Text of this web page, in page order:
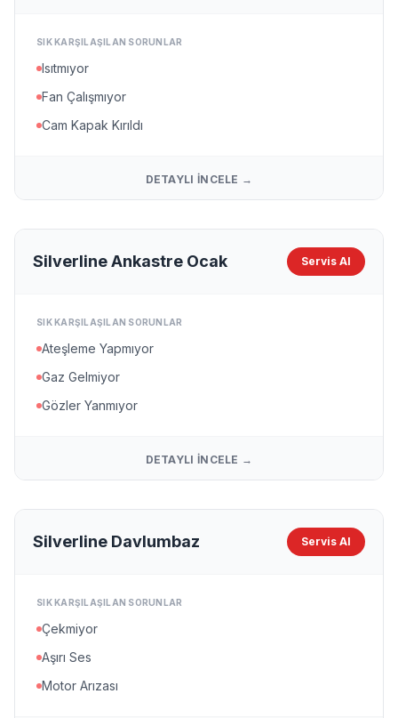
SIK KARŞILAŞILAN SORUNLAR
Isıtmıyor
Fan Çalışmıyor
Cam Kapak Kırıldı
DETAYLI İNCELE →
Silverline Ankastre Ocak Servis Al
SIK KARŞILAŞILAN SORUNLAR
Ateşleme Yapmıyor
Gaz Gelmiyor
Gözler Yanmıyor
DETAYLI İNCELE →
Silverline Davlumbaz Servis Al
SIK KARŞILAŞILAN SORUNLAR
Çekmiyor
Aşırı Ses
Motor Arızası